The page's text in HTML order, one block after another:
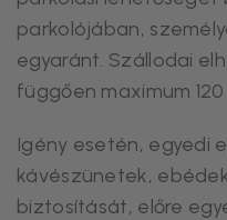
parkolójában,
egyaránt. Szállodai
függően maximum
Igény esetén, egyedi
kávészünetek,
biztosítását, előre